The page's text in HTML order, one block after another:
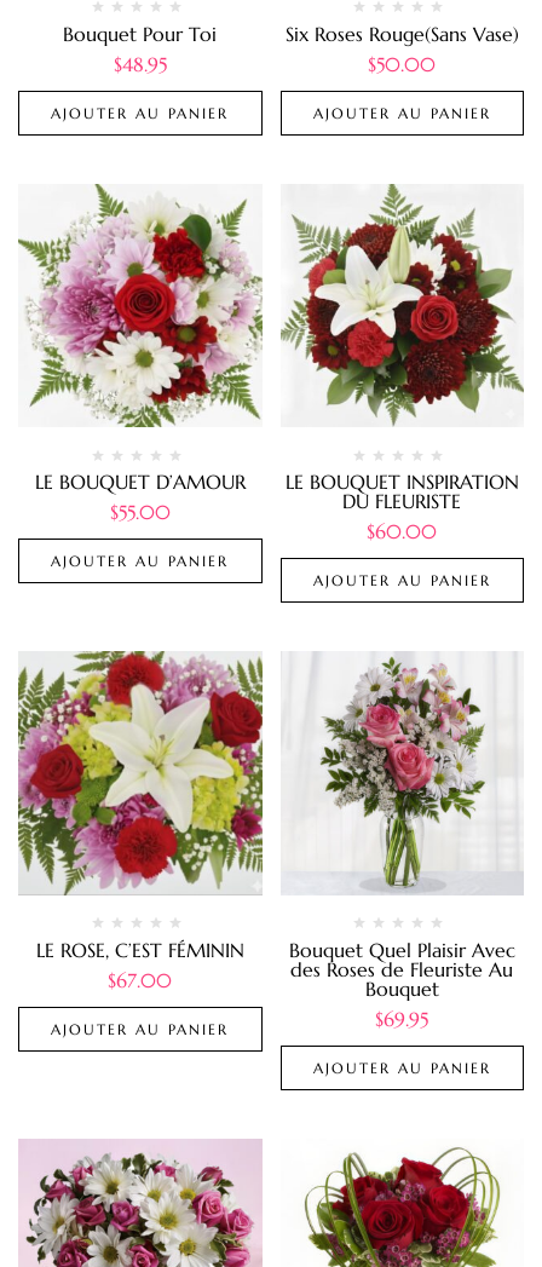
Bouquet Pour Toi
$48.95
AJOUTER AU PANIER
Six Roses Rouge(Sans Vase)
$50.00
AJOUTER AU PANIER
LE BOUQUET D’AMOUR
$55.00
AJOUTER AU PANIER
LE BOUQUET INSPIRATION
DU FLEURISTE
$60.00
AJOUTER AU PANIER
LE ROSE, C’EST FÉMININ
$67.00
AJOUTER AU PANIER
Bouquet Quel Plaisir Avec
des Roses de Fleuriste Au
Bouquet
$69.95
AJOUTER AU PANIER